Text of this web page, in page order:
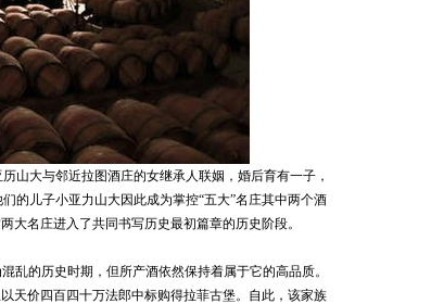
大与邻近拉图酒庄的女继承人联姻，婚后育有一子，
的儿子小亚力山大因此成为掌控“五大”名庄其中两个酒
大名庄进入了共同书写历史最初篇章的历史阶段。
的历史时期，但所产酒依然保持着属于它的高品质。
以天价四百四十万法郎中标购得拉菲古堡。自此，该家族